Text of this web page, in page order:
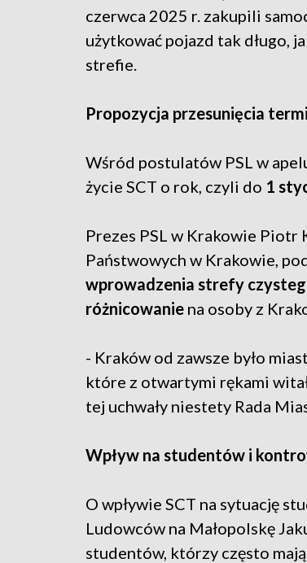
czerwca 2025 r. zakupili
użytkować pojazd tak długo,
strefie.
Propozycja przesunięcia
Wśród postulatów PSL w
życie SCT o rok, czyli do 1
Prezes PSL w Krakowie Piotr
Państwowych w Krakowie,
wprowadzenia strefy
różnicowanie na osoby z
- Kraków od zawsze było
które z otwartymi rękami
tej uchwały niestety Rada
Wpływ na studentów i
O wpływie SCT na sytuację
Ludowców na Małopolskę
studentów, którzy często